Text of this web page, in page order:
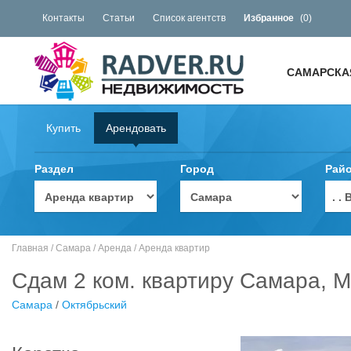
Контакты Статьи Список агентств Избранное (0)
Купить Арендовать
Раздел Город
. .
Главная / Самара / Аренда / Аренда квартир
Сдам 2 ком. квартиру Самара,
Самара / Октябрьский